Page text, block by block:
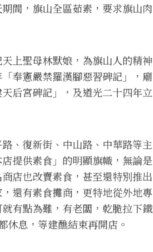
間，旗山全區茹素，要求旗山肉
上聖母林默娘，為旗山人的精神
奉憲嚴禁羅漢腳惡習碑記」，廟
后宮碑記」，及道光二十四年立
、復新街、中山路、中華路等主
提供素食」的明顯旗幟，無論是
店也改賣素食，甚至還特別推出
還有素食攤商，更特地從外地專
有點為難，有老闆，乾脆拉下鐵
休息，等建醮結束再開店。